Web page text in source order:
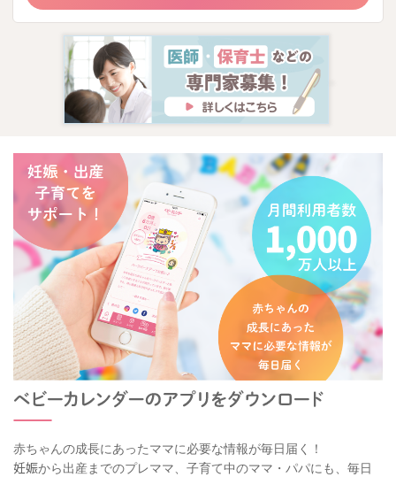
赤ちゃんの成長にあったママに必要な情報が毎日届く！
妊娠から出産までのプレママ、子育て中のママ・パパにも、毎日